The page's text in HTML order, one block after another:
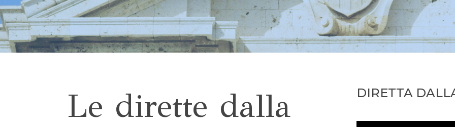
Le dirette dalla
DIRETTA